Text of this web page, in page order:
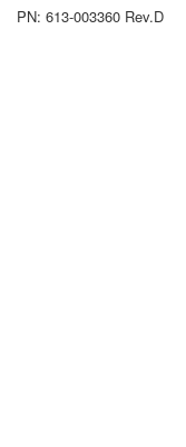
PN: 613-003360 Rev.D